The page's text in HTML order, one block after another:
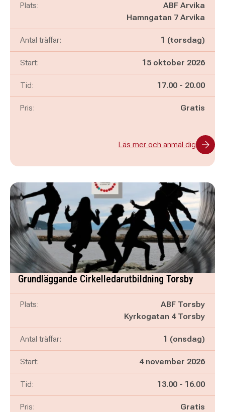
Plats:
ABF Arvika
Hamngatan 7 Arvika
Antal träffar: 1 (torsdag)
Start: 15 oktober 2026
Tid: Pågår mellan
17.00 - och
20.00
Pris: Gratis
Läs mer och anmäl dig
Grundläggande Cirkelledarutbildning Torsby
Plats:
ABF Torsby
Kyrkogatan 4 Torsby
Antal träffar: 1 (onsdag)
Start: 4 november 2026
Tid: Pågår mellan
13.00 - och
16.00
Pris: Gratis